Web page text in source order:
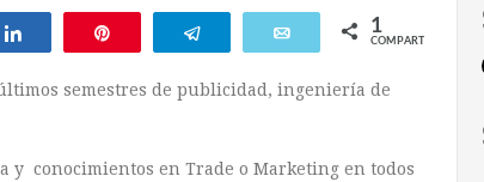
Compartir Telegram Email 1
COMPARTIR
semestres de publicidad, ingeniería de
y conocimientos en Trade o Marketing en todos